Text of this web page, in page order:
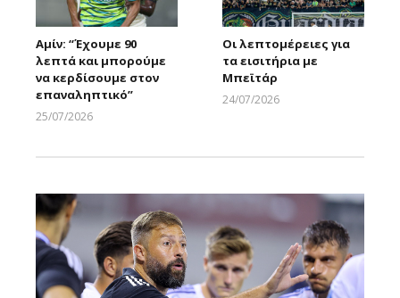
Αμίν: “Έχουμε 90
λεπτά και μπορούμε
να κερδίσουμε στον
επαναληπτικό”
25/07/2026
Οι λεπτομέρειες για
τα εισιτήρια με
Μπεϊτάρ
24/07/2026